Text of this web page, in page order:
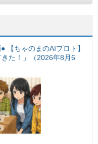
【ちゃのまのAIプロト】
た！」（2026年8月6